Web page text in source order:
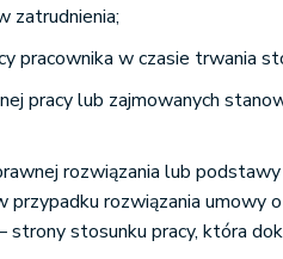
zatrudnienia;
pracownika w czasie trwania
pracy lub zajmowanych
rozwiązania lub
przypadku rozwiązania umowy
strony stosunku pracy, która